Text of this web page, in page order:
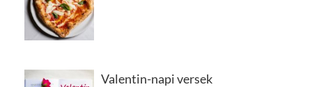
Valentin-napi versek